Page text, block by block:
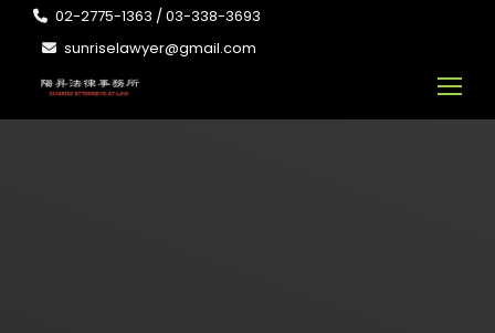
02-2775-1363 / 03-338-3693
sunriselawyer@gmail.com